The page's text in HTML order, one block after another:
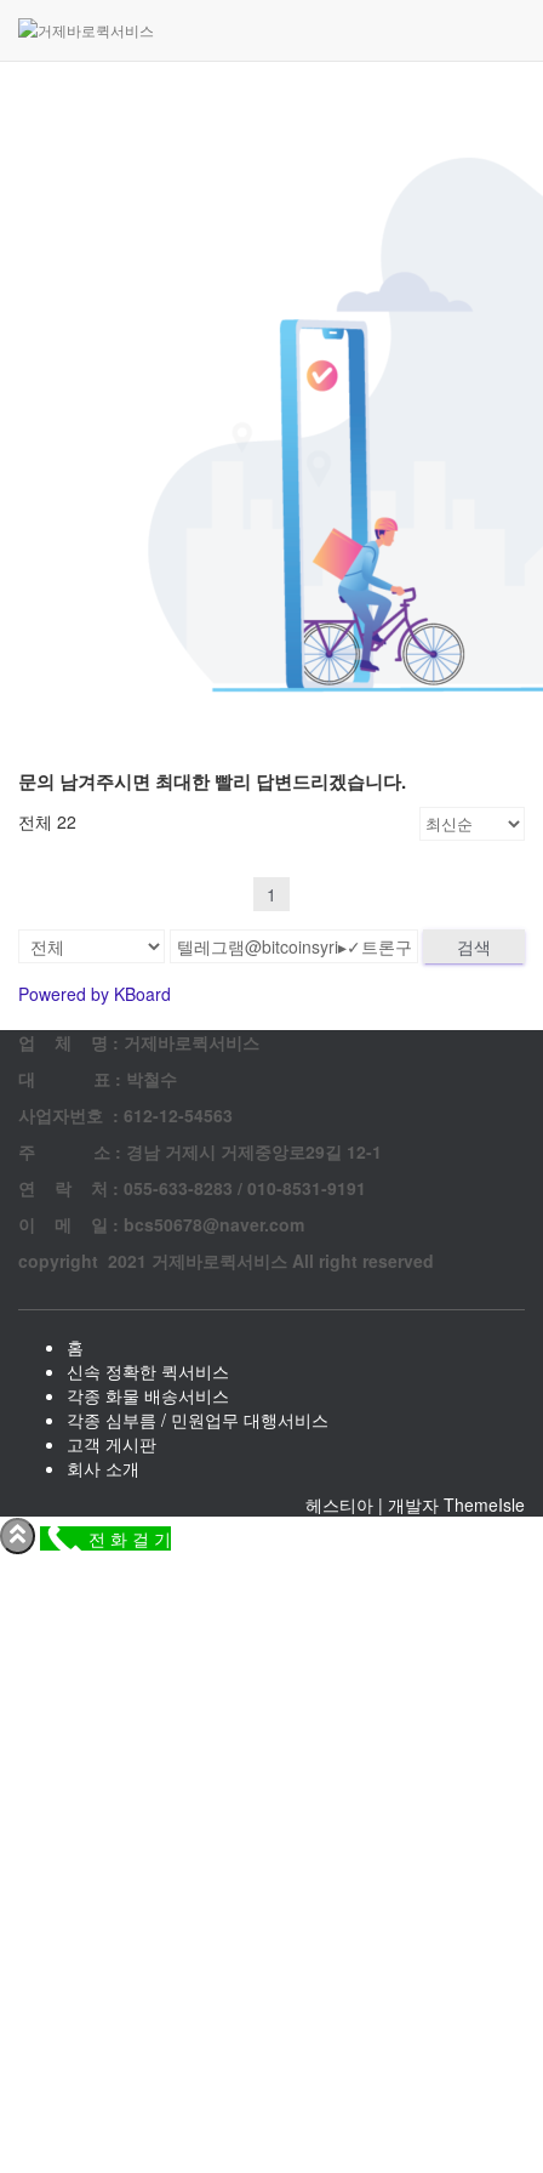
고객 게시판
문의 남겨주시면 최대한 빨리 답변드리겠습니다.
전체 22
1
검색
Powered by KBoard
업 체 명 : 거제바로퀵서비스
대 표 : 박철수
사업자번호 : 612-12-54563
주 소 : 경남 거제시 거제중앙로29길 12-1
연 락 처 : 055-633-8283 / 010-8531-9191
이 메 일 : bcs50678@naver.com
copyright 2021 거제바로퀵서비스 All right reserved
홈
신속 정확한 퀵서비스
각종 화물 배송서비스
각종 심부름 / 민원업무 대행서비스
고객 게시판
회사 소개
헤스티아 | 개발자 ThemeIsle
전 화 걸 기